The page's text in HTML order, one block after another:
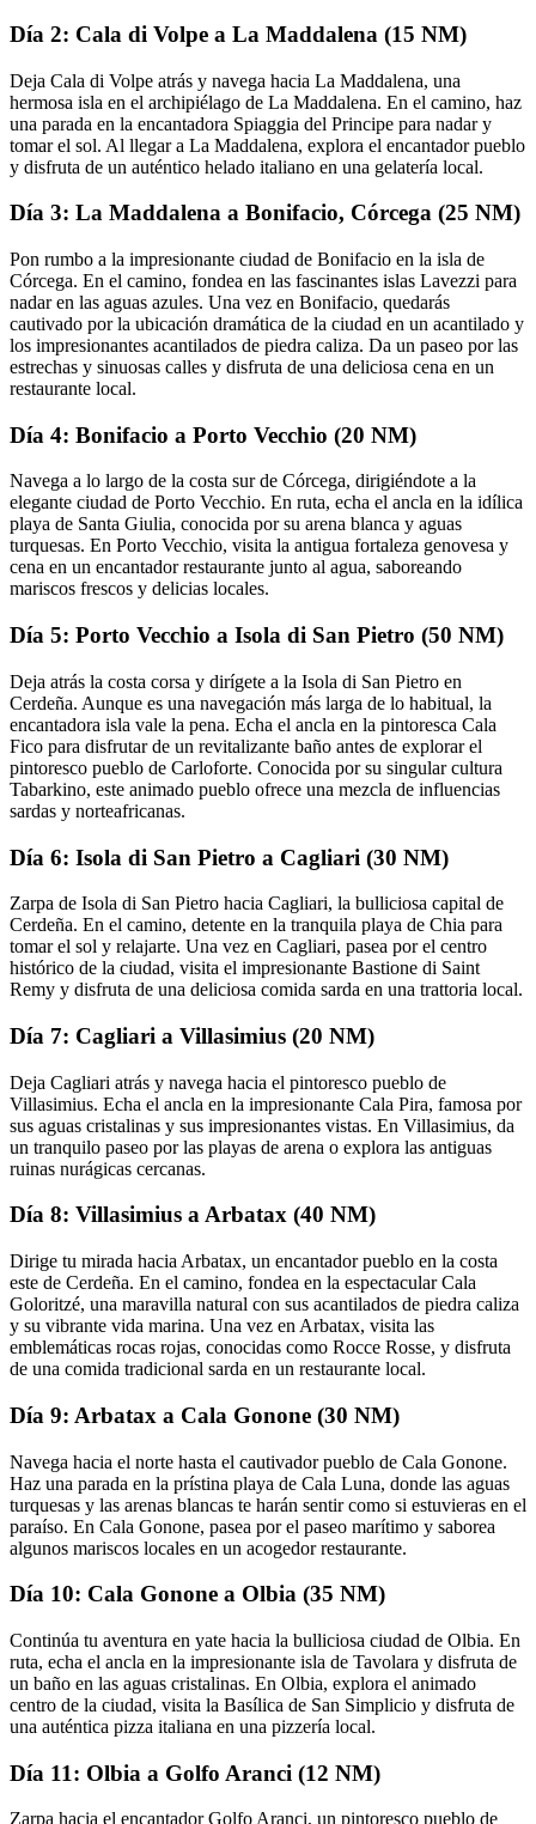
Día 2: Cala di Volpe a La Maddalena (15 NM)
Deja Cala di Volpe atrás y navega hacia La Maddalena, una
hermosa isla en el archipiélago de La Maddalena. En el camino, haz
una parada en la encantadora Spiaggia del Principe para nadar y
tomar el sol. Al llegar a La Maddalena, explora el encantador pueblo
y disfruta de un auténtico helado italiano en una gelatería local.
Día 3: La Maddalena a Bonifacio, Córcega (25 NM)
Pon rumbo a la impresionante ciudad de Bonifacio en la isla de
Córcega. En el camino, fondea en las fascinantes islas Lavezzi para
nadar en las aguas azules. Una vez en Bonifacio, quedarás
cautivado por la ubicación dramática de la ciudad en un acantilado y
los impresionantes acantilados de piedra caliza. Da un paseo por las
estrechas y sinuosas calles y disfruta de una deliciosa cena en un
restaurante local.
Día 4: Bonifacio a Porto Vecchio (20 NM)
Navega a lo largo de la costa sur de Córcega, dirigiéndote a la
elegante ciudad de Porto Vecchio. En ruta, echa el ancla en la idílica
playa de Santa Giulia, conocida por su arena blanca y aguas
turquesas. En Porto Vecchio, visita la antigua fortaleza genovesa y
cena en un encantador restaurante junto al agua, saboreando
mariscos frescos y delicias locales.
Día 5: Porto Vecchio a Isola di San Pietro (50 NM)
Deja atrás la costa corsa y dirígete a la Isola di San Pietro en
Cerdeña. Aunque es una navegación más larga de lo habitual, la
encantadora isla vale la pena. Echa el ancla en la pintoresca Cala
Fico para disfrutar de un revitalizante baño antes de explorar el
pintoresco pueblo de Carloforte. Conocida por su singular cultura
Tabarkino, este animado pueblo ofrece una mezcla de influencias
sardas y norteafricanas.
Día 6: Isola di San Pietro a Cagliari (30 NM)
Zarpa de Isola di San Pietro hacia Cagliari, la bulliciosa capital de
Cerdeña. En el camino, detente en la tranquila playa de Chia para
tomar el sol y relajarte. Una vez en Cagliari, pasea por el centro
histórico de la ciudad, visita el impresionante Bastione di Saint
Remy y disfruta de una deliciosa comida sarda en una trattoria local.
Día 7: Cagliari a Villasimius (20 NM)
Deja Cagliari atrás y navega hacia el pintoresco pueblo de
Villasimius. Echa el ancla en la impresionante Cala Pira, famosa por
sus aguas cristalinas y sus impresionantes vistas. En Villasimius, da
un tranquilo paseo por las playas de arena o explora las antiguas
ruinas nurágicas cercanas.
Día 8: Villasimius a Arbatax (40 NM)
Dirige tu mirada hacia Arbatax, un encantador pueblo en la costa
este de Cerdeña. En el camino, fondea en la espectacular Cala
Goloritzé, una maravilla natural con sus acantilados de piedra caliza
y su vibrante vida marina. Una vez en Arbatax, visita las
emblemáticas rocas rojas, conocidas como Rocce Rosse, y disfruta
de una comida tradicional sarda en un restaurante local.
Día 9: Arbatax a Cala Gonone (30 NM)
Navega hacia el norte hasta el cautivador pueblo de Cala Gonone.
Haz una parada en la prístina playa de Cala Luna, donde las aguas
turquesas y las arenas blancas te harán sentir como si estuvieras en el
paraíso. En Cala Gonone, pasea por el paseo marítimo y saborea
algunos mariscos locales en un acogedor restaurante.
Día 10: Cala Gonone a Olbia (35 NM)
Continúa tu aventura en yate hacia la bulliciosa ciudad de Olbia. En
ruta, echa el ancla en la impresionante isla de Tavolara y disfruta de
un baño en las aguas cristalinas. En Olbia, explora el animado
centro de la ciudad, visita la Basílica de San Simplicio y disfruta de
una auténtica pizza italiana en una pizzería local.
Día 11: Olbia a Golfo Aranci (12 NM)
Zarpa hacia el encantador Golfo Aranci, un pintoresco pueblo de